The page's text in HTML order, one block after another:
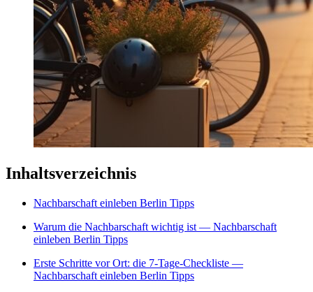
Inhaltsverzeichnis
Nachbarschaft einleben Berlin Tipps
Warum die Nachbarschaft wichtig ist — Nachbarschaft
einleben Berlin Tipps
Erste Schritte vor Ort: die 7‑Tage‑Checkliste —
Nachbarschaft einleben Berlin Tipps